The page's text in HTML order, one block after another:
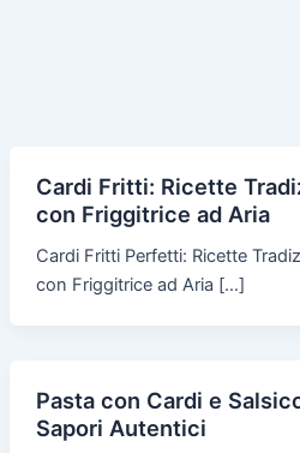
Cardi Fritti: Ricette
con Friggitrice ad Aria
Cardi Fritti Perfetti: Ricette
con Friggitrice ad Aria […]
Pasta con Cardi e
Sapori Autentici